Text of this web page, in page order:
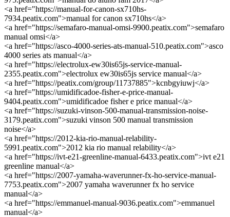
<a href="https://manual-for-canon-sx710hs-
7934.peatix.com">manual for canon sx710hs</a>
<a href="https://semafaro-manual-omsi-9900.peatix.com">semafaro
manual omsi</a>
<a href="https://asco-4000-series-ats-manual-510.peatix.com">asco
4000 series ats manual</a>
<a href="https://electrolux-ew30is65js-service-manual-
2355.peatix.com">electrolux ew30is65js service manual</a>
<a href="https://peatix.com/group/11737885">kcnbgyiuwj</a>
<a href="https://umidificadoe-fisher-e-price-manual-
9404.peatix.com">umidificadoe fisher e price manual</a>
<a href="https://suzuki-vinson-500-manual-transmission-noise-
3179.peatix.com">suzuki vinson 500 manual transmission
noise</a>
<a href="https://2012-kia-rio-manual-relability-
5991.peatix.com">2012 kia rio manual relability</a>
<a href="https://ivt-e21-greenline-manual-6433.peatix.com">ivt e21
greenline manual</a>
<a href="https://2007-yamaha-waverunner-fx-ho-service-manual-
7753.peatix.com">2007 yamaha waverunner fx ho service
manual</a>
<a href="https://emmanuel-manual-9036.peatix.com">emmanuel
manual</a>